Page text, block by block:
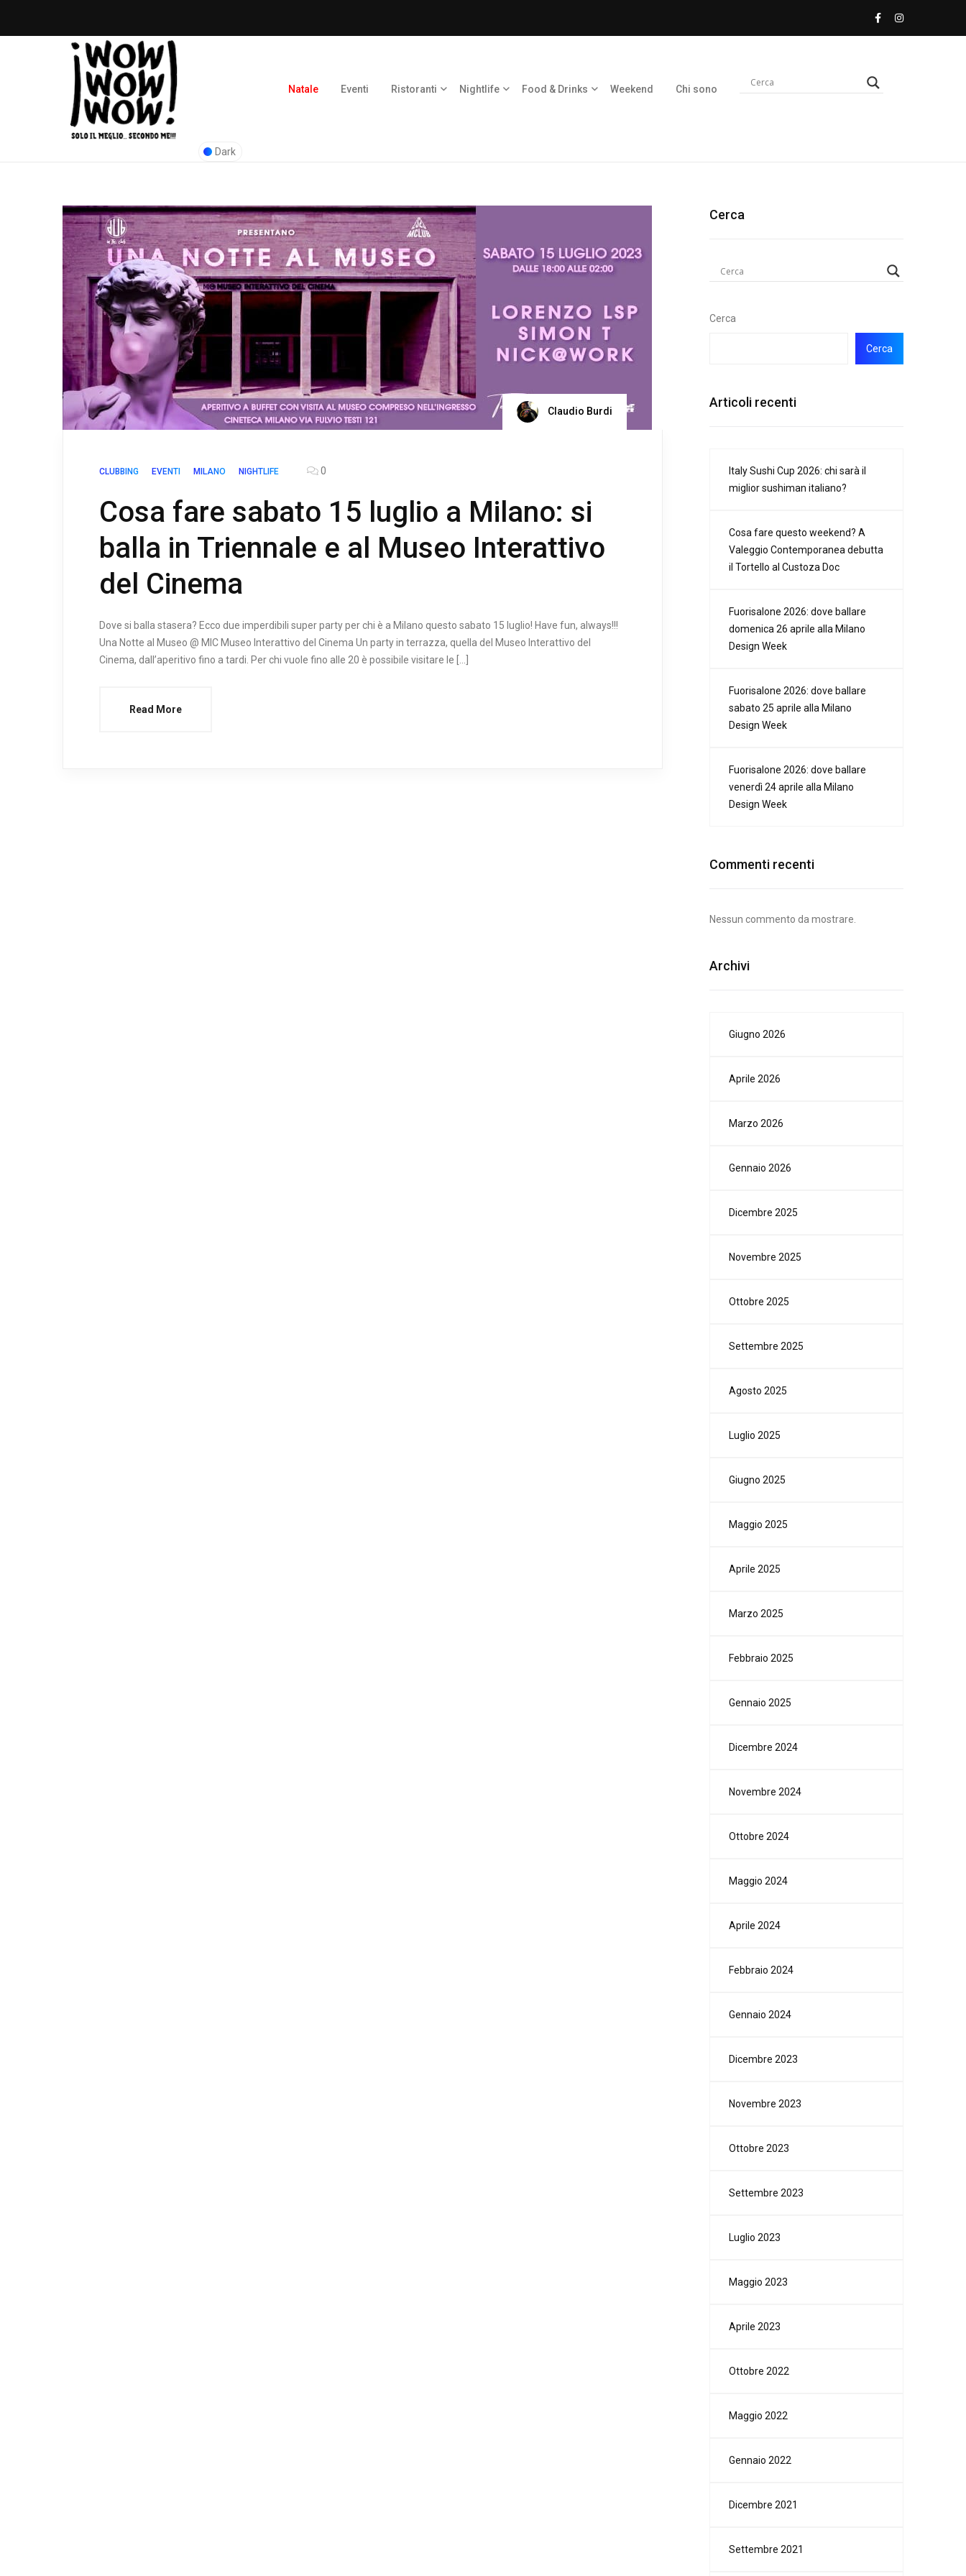
Natale Eventi Ristoranti Nightlife Food & Drinks Weekend Chi sono
Dark
Claudio Burdi
CLUBBING EVENTI MILANO NIGHTLIFE 0
Cosa fare sabato 15 luglio a Milano: si
balla in Triennale e al Museo Interattivo
del Cinema
Dove si balla stasera? Ecco due imperdibili super party per chi è a Milano questo sabato 15 luglio! Have fun, always!!!
Una Notte al Museo @ MIC Museo Interattivo del Cinema Un party in terrazza, quella del Museo Interattivo del
Cinema, dall’aperitivo fino a tardi. Per chi vuole fino alle 20 è possibile visitare le […]
Read More
Cerca
Cerca
Cerca
Articoli recenti
Italy Sushi Cup 2026: chi sarà il
miglior sushiman italiano?
Cosa fare questo weekend? A
Valeggio Contemporanea debutta
il Tortello al Custoza Doc
Fuorisalone 2026: dove ballare
domenica 26 aprile alla Milano
Design Week
Fuorisalone 2026: dove ballare
sabato 25 aprile alla Milano
Design Week
Fuorisalone 2026: dove ballare
venerdì 24 aprile alla Milano
Design Week
Commenti recenti
Nessun commento da mostrare.
Archivi
Giugno 2026
Aprile 2026
Marzo 2026
Gennaio 2026
Dicembre 2025
Novembre 2025
Ottobre 2025
Settembre 2025
Agosto 2025
Luglio 2025
Giugno 2025
Maggio 2025
Aprile 2025
Marzo 2025
Febbraio 2025
Gennaio 2025
Dicembre 2024
Novembre 2024
Ottobre 2024
Maggio 2024
Aprile 2024
Febbraio 2024
Gennaio 2024
Dicembre 2023
Novembre 2023
Ottobre 2023
Settembre 2023
Luglio 2023
Maggio 2023
Aprile 2023
Ottobre 2022
Maggio 2022
Gennaio 2022
Dicembre 2021
Settembre 2021